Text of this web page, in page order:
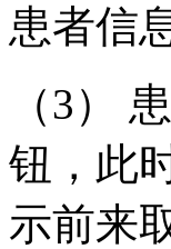
患者信
（3）
钮，此
示前来